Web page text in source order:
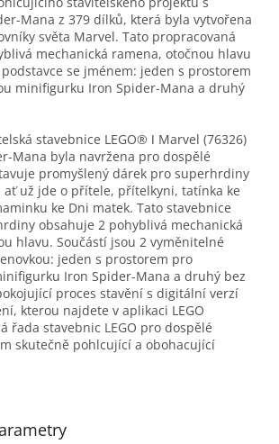
Mana z 379 dílků, která byla vytvořena
světa Marvel. Tato propracovaná
mechanická ramena, otočnou hlavu
se jménem: jeden s prostorem
minifigurku Iron Spider-Mana a druhý
stavebnice LEGO® ǀ Marvel (76326)
Mana byla navržena pro dospělé
promyšlený dárek pro superhrdiny
ať už jde o přítele, přítelkyni, tatínka ke
ke Dni matek. Tato stavebnice
obsahuje 2 pohyblivá mechanická
hlavu. Součástí jsou 2 vyměnitelné
jeden s prostorem pro
Iron Spider-Mana a druhý bez
proces stavění s digitální verzí
kterou najdete v aplikaci LEGO
řada stavebnic LEGO pro dospělé
skutečně pohlcující a obohacující